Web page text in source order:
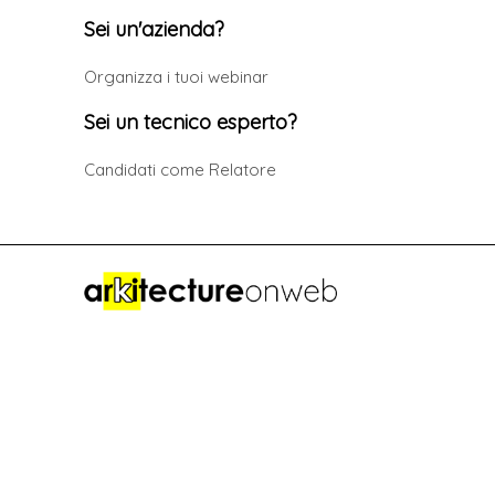
Sei un'azienda?
Organizza i tuoi webinar
Sei un tecnico esperto?
Candidati come Relatore